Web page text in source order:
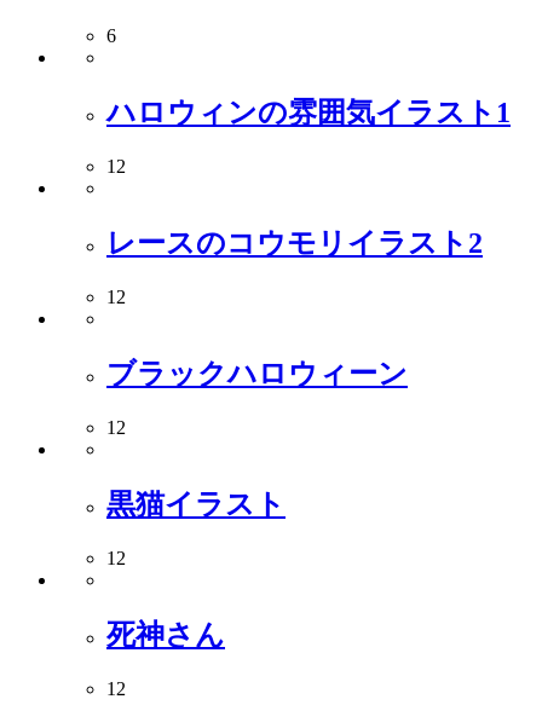
6
ハロウィンの雰囲気イラスト1
12
レースのコウモリイラスト2
12
ブラックハロウィーン
12
黒猫イラスト
12
死神さん
12